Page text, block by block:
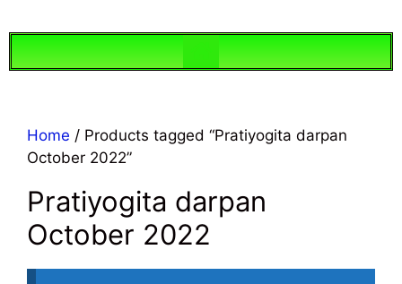
Home / Products tagged “Pratiyogita darpan
October 2022”
Pratiyogita darpan
October 2022